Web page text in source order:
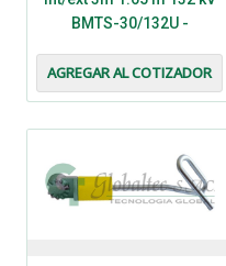
BMTS-30/132U -
AGREGAR AL COTIZADOR